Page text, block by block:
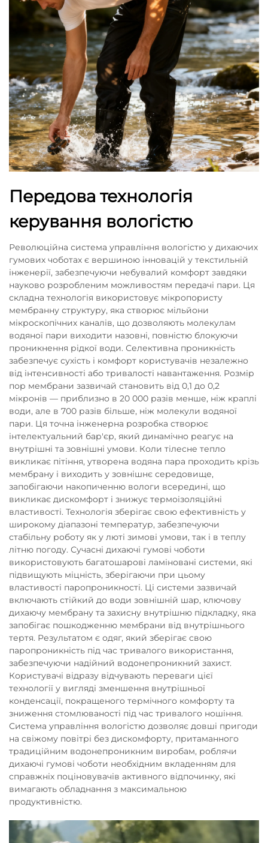
Передова технологія
керування вологістю
Революційна система управління вологістю у дихаючих
гумових чоботах є вершиною інновацій у текстильній
інженерії, забезпечуючи небувалий комфорт завдяки
науково розробленим можливостям передачі пари. Ця
складна технологія використовує мікропористу
мембранну структуру, яка створює мільйони
мікроскопічних каналів, що дозволяють молекулам
водяної пари виходити назовні, повністю блокуючи
проникнення рідкої води. Селективна проникність
забезпечує сухість і комфорт користувачів незалежно
від інтенсивності або тривалості навантаження. Розмір
пор мембрани зазвичай становить від 0,1 до 0,2
мікронів — приблизно в 20 000 разів менше, ніж краплі
води, але в 700 разів більше, ніж молекули водяної
пари. Ця точна інженерна розробка створює
інтелектуальний бар'єр, який динамічно реагує на
внутрішні та зовнішні умови. Коли тілесне тепло
викликає пітіння, утворена водяна пара проходить крізь
мембрану і виходить у зовнішнє середовище,
запобігаючи накопиченню вологи всередині, що
викликає дискомфорт і знижує термоізоляційні
властивості. Технологія зберігає свою ефективність у
широкому діапазоні температур, забезпечуючи
стабільну роботу як у люті зимові умови, так і в теплу
літню погоду. Сучасні дихаючі гумові чоботи
використовують багатошарові ламіновані системи, які
підвищують міцність, зберігаючи при цьому
властивості паропроникності. Ці системи зазвичай
включають стійкий до води зовнішній шар, ключову
дихаючу мембрану та захисну внутрішню підкладку, яка
запобігає пошкодженню мембрани від внутрішнього
тертя. Результатом є одяг, який зберігає свою
паропроникність під час тривалого використання,
забезпечуючи надійний водонепроникний захист.
Користувачі відразу відчувають переваги цієї
технології у вигляді зменшення внутрішньої
конденсації, покращеного термічного комфорту та
зниження стомлюваності під час тривалого ношіння.
Система управління вологістю дозволяє довші пригоди
на свіжому повітрі без дискомфорту, притаманного
традиційним водонепроникним виробам, роблячи
дихаючі гумові чоботи необхідним вкладенням для
справжніх поціновувачів активного відпочинку, які
вимагають обладнання з максимальною
продуктивністю.